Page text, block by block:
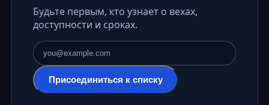
Будьте первым, кто узнает о вехах,
доступности и сроках.
Адрес электронной почты
Присоединиться к списку